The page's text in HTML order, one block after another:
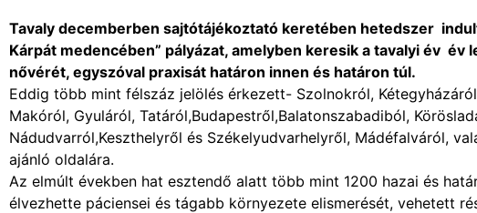
Tavaly decemberben sajtótájékoztató keretében hetedszer
Kárpát medencében” pályázat, amelyben keresik a tavalyi év
nővérét, egyszóval praxisát határon innen és határon túl.
Eddig több mint félszáz jelölés érkezett- Szolnokról,
Makóról, Gyuláról, Tatáról,Budapestről,Balatonszabadiból,
Nádudvarról,Keszthelyről és Székelyudvarhelyről, Mádéfalváról,
ajánló oldalára.
Az elmúlt években hat esztendő alatt több mint 1200 hazai és
élvezhette páciensei és tágabb környezete elismerését, vehetett